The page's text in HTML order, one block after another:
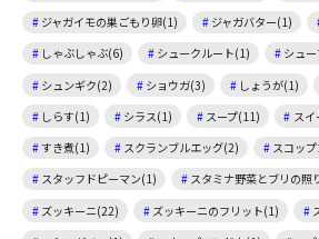
ジャガイモの巣ごもり卵(1)
ジャガバター(1)
しゃぶしゃぶ(6)
シュークルート(1) シュ
シュンギク(2)
ショウガ(3) しょうが(1)
しらす(1)
シラス(1) スープ(11) ス
すき煮(1)
スクランブルエッグ(2) スコッ
スタッフドピーマン(1)
スタミナ野菜とブリの照
ズッキーニ(22)
ズッキーニのフリット(1)